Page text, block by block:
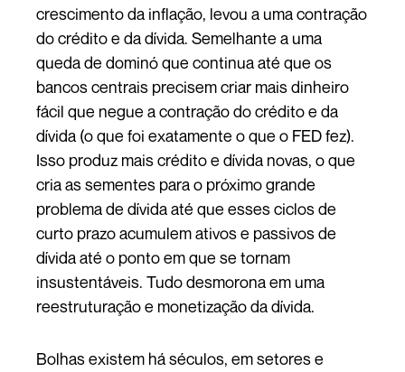
crescimento da inflação, levou a uma contração
do crédito e da dívida. Semelhante a uma
queda de dominó que continua até que os
bancos centrais precisem criar mais dinheiro
fácil que negue a contração do crédito e da
dívida (o que foi exatamente o que o FED fez).
Isso produz mais crédito e dívida novas, o que
cria as sementes para o próximo grande
problema de dívida até que esses ciclos de
curto prazo acumulem ativos e passivos de
dívida até o ponto em que se tornam
insustentáveis. Tudo desmorona em uma
reestruturação e monetização da dívida.
Bolhas existem há séculos, em setores e